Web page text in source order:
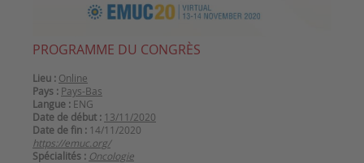
CONGRÈS EN RÉSUMÉ
PROGRAMME DU CONGRÈS
Lieu : Online
Pays : Pays-Bas
Langue : ENG
Date de début : 13/11/2020
Date de fin : 14/11/2020
https://emuc.org/
Spécialités : Oncologie